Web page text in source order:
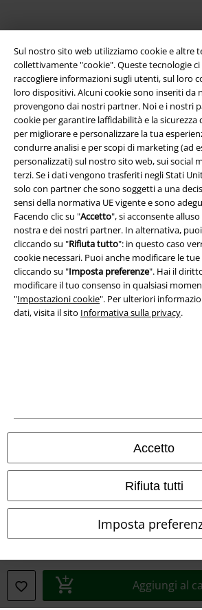
Sul nostro sito web utilizziamo cookie e altre
collettivamente "cookie". Queste tecnologie
raccogliere informazioni sugli utenti, sul loro
loro dispositivi. Alcuni cookie sono inseriti da
provengono dai nostri partner. Noi e i nostri
cookie per garantire laffidabilità e la
per migliorare e personalizzare la tua
condurre analisi e per scopi di marketing (ad
personalizzati) sul nostro sito web, sui social
terzi. Se i dati vengono trasferiti negli Stati
solo con partner che sono soggetti a una
sensi della normativa UE vigente e sono
Facendo clic su "Accetto", si acconsente
nostra e dei nostri partner. In alternativa,
cliccando su "Rifiuta tutto": in questo caso
cookie necessari. Puoi anche modificare le
cliccando su "Imposta preferenze". Hai il
modificare il tuo consenso in qualsiasi
"Impostazioni cookie". Per ulteriori
dati, visita il sito Informativa sulla privacy.
Accetto
Rifiuta tutti
Imposta
Aggiungi al
App EMP
Scarica la nuova app di
A Warner Music Group
Legge sulla Privacy
Smaltimento rifiuti e protezione dell’ambiente
Informazioni sull'accessibilità
Impostazioni cookie
Esercita Recesso